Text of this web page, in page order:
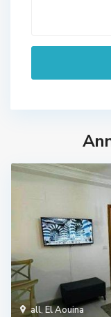
all,El Aouina